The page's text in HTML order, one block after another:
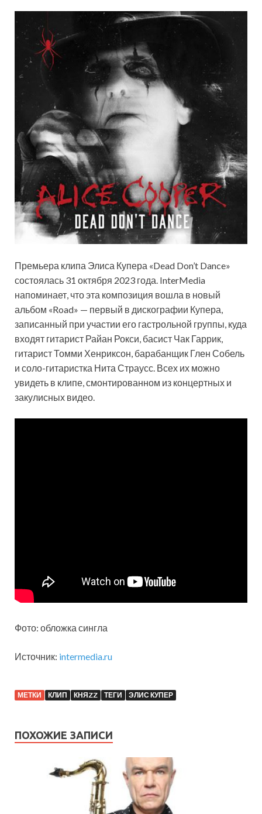
Премьера клипа Элиса Купера «Dead Don’t Dance»
состоялась 31 октября 2023 года. InterMedia
напоминает, что эта композиция вошла в новый
альбом «Road» — первый в дискографии Купера,
записанный при участии его гастрольной группы, куда
входят гитарист Райан Рокси, басист Чак Гаррик,
гитарист Томми Хенриксон, барабанщик Глен Собель
и соло-гитаристка Нита Страусс. Всех их можно
увидеть в клипе, смонтированном из концертных и
закулисных видео.
Фото: обложка сингла
Источник: intermedia.ru
МЕТКИ КЛИП КНЯZZ ТЕГИ ЭЛИС КУПЕР
ПОХОЖИЕ ЗАПИСИ